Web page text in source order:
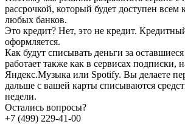
рассрочкой, который будет доступен всем
любых банков.
Это кредит? Нет, это не кредит.
оформляется.
Как будут списывать деньги за оставшиеся
работает также как в сервисах подписки,
Яндекс.Музыка или Spotify. Вы делаете
дальше с вашей карты списываются
недели.
Остались вопросы?
+7 (499) 229-41-00